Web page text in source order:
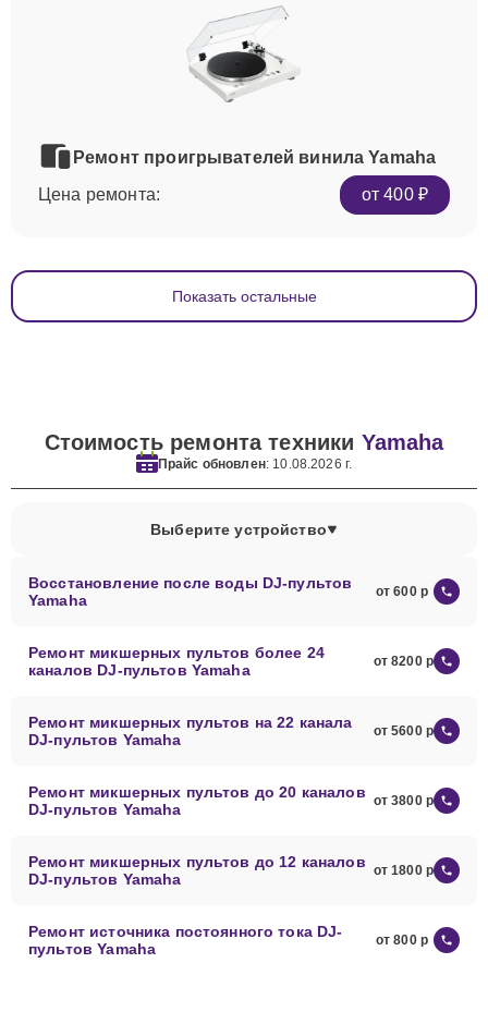
Ремонт проигрывателей винила Yamaha
Цена ремонта:
от 400 ₽
Показать остальные
Стоимость ремонта техники Yamaha
Прайс обновлен: 10.08.2026 г.
Выберите устройство
Восстановление после воды DJ-пультов
Yamaha
от 600
Ремонт микшерных пультов более 24
каналов DJ-пультов Yamaha
от 8200
Ремонт микшерных пультов на 22 канала
DJ-пультов Yamaha
от 5600
Ремонт микшерных пультов до 20 каналов
DJ-пультов Yamaha
от 3800
Ремонт микшерных пультов до 12 каналов
DJ-пультов Yamaha
от 1800
Ремонт источника постоянного тока DJ-
пультов Yamaha
от 800